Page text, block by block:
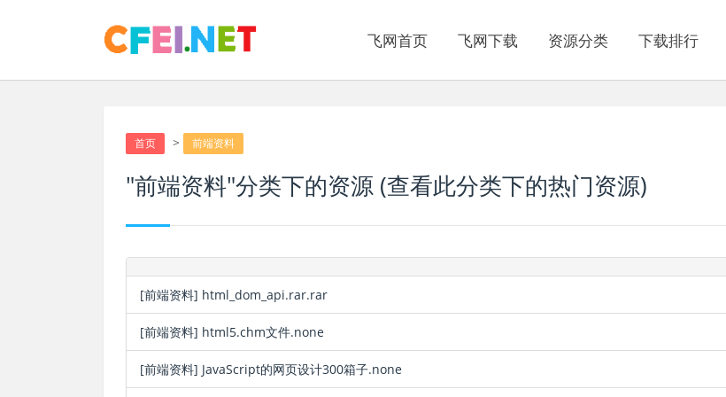
飞网首页 飞网下载 资源分类 下载排行
首页 > 前端资料
"前端资料"分类下的资源 (查看此分类下的热门资源)
[前端资料] html_dom_api.rar.rar
[前端资料] html5.chm文件.none
[前端资料] JavaScript的网页设计300箱子.none